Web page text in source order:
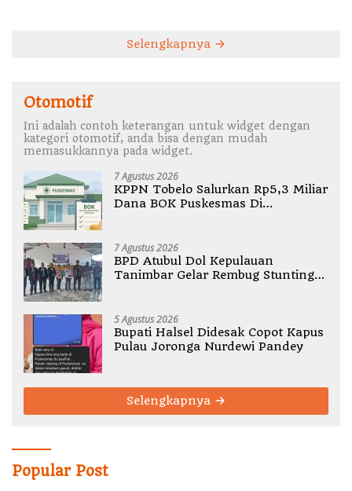
Selengkapnya
Otomotif
Ini adalah contoh keterangan untuk widget dengan
kategori otomotif, anda bisa dengan mudah
memasukkannya pada widget.
7 Agustus 2026
KPPN Tobelo Salurkan Rp5,3 Miliar
Dana BOK Puskesmas Di
7 Agustus 2026
BPD Atubul Dol Kepulauan
Tanimbar Gelar Rembug Stunting
5 Agustus 2026
Bupati Halsel Didesak Copot Kapus
Pulau Joronga Nurdewi Pandey
Selengkapnya
Popular Post